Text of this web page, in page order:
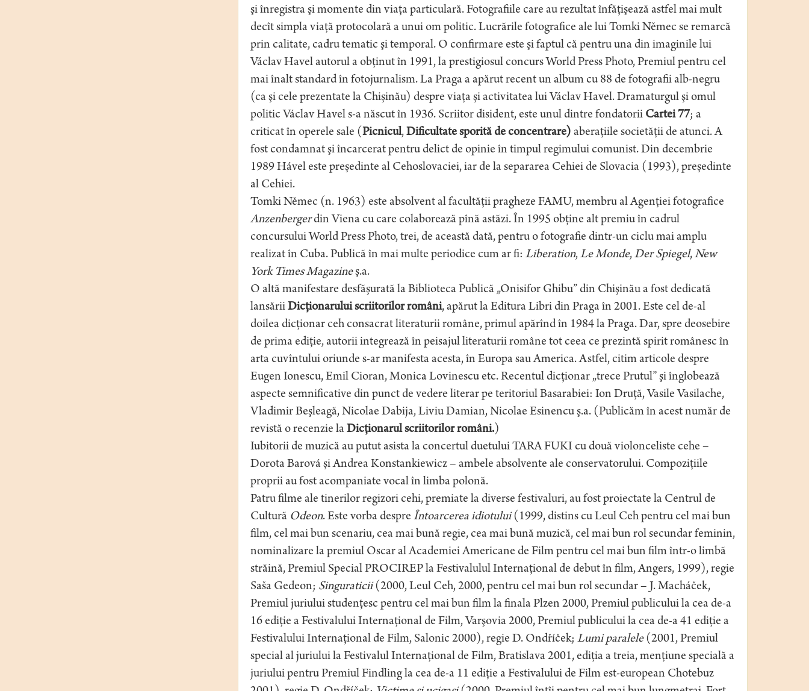
şi înregistra şi momente din viaţa particulară. Fotografiile care au rezultat înfăţişează astfel mai mult
decît simpla viaţă protocolară a unui om politic. Lucrările fotografice ale lui Tomki Němec se remarcă
prin calitate, cadru tematic şi temporal. O confirmare este şi faptul că pentru una din imaginile lui
Václav Havel autorul a obţinut în 1991, la prestigiosul concurs World Press Photo, Premiul pentru cel
mai înalt standard în fotojurnalism. La Praga a apărut recent un album cu 88 de fotografii alb-negru
(ca şi cele prezentate la Chişinău) despre viaţa şi activitatea lui Václav Havel. Dramaturgul şi omul
politic Václav Havel s-a născut în 1936. Scriitor disident, este unul dintre fondatorii Cartei 77; a
criticat în operele sale (Picnicul,Dificultate sporită de concentrare) aberaţiile societăţii de atunci. A
fost condamnat şi încarcerat pentru delict de opinie în timpul regimului comunist. Din decembrie
1989 Hável este preşedinte al Cehoslovaciei, iar de la separarea Cehiei de Slovacia (1993), preşedinte
al Cehiei.
Tomki Němec (n. 1963) este absolvent al facultăţii pragheze FAMU, membru al Agenţiei fotografice
Anzenbergerdin Viena cu care colaborează pînă astăzi. În 1995 obţine alt premiu în cadrul
concursului World Press Photo, trei, de această dată, pentru o fotografie dintr-un ciclu mai amplu
realizat în Cuba. Publică în mai multe periodice cum ar fi: Liberation,Le Monde,Der Spiegel,New
York Times Magazineş.a.
O altă manifestare desfăşurată la Biblioteca Publică „Onisifor Ghibu” din Chişinău a fost dedicată
lansăriiDicţionarului scriitorilor români, apărut la Editura Libri din Praga în 2001. Este cel de-al
doilea dicţionar ceh consacrat literaturii române, primul apărînd în 1984 la Praga. Dar, spre deosebire
de prima ediţie, autorii integrează în peisajul literaturii române tot ceea ce prezintă spirit românesc în
arta cuvîntului oriunde s-ar manifesta acesta, în Europa sau America. Astfel, citim articole despre
Eugen Ionescu, Emil Cioran, Monica Lovinescu etc. Recentul dicţionar „trece Prutul” şi înglobează
aspecte semnificative din punct de vedere literar pe teritoriul Basarabiei: Ion Druţă, Vasile Vasilache,
Vladimir Beşleagă, Nicolae Dabija, Liviu Damian, Nicolae Esinencu ş.a. (Publicăm în acest număr de
revistă o recenzie la Dicţionarul scriitorilor români.)
Iubitorii de muzică au putut asista la concertul duetului TARA FUKI cu două violonceliste cehe –
Dorota Barová şi Andrea Konstankiewicz – ambele absolvente ale conservatorului. Compoziţiile
proprii au fost acompaniate vocal în limba polonă.
Patru filme ale tinerilor regizori cehi, premiate la diverse festivaluri, au fost proiectate la Centrul de
Cultură Odeon. Este vorba despre Întoarcerea idiotului(1999, distins cu Leul Ceh pentru cel mai bun
film, cel mai bun scenariu, cea mai bună regie, cea mai bună muzică, cel mai bun rol secundar feminin,
nominalizare la premiul Oscar al Academiei Americane de Film pentru cel mai bun film într-o limbă
străină, Premiul Special PROCIREP la Festivalulul Internaţional de debut în film, Angers, 1999), regie
Saša Gedeon; Singuraticii(2000, Leul Ceh, 2000, pentru cel mai bun rol secundar – J. Macháček,
Premiul juriului studenţesc pentru cel mai bun film la finala Plzen 2000, Premiul publicului la cea de-a
16 ediţie a Festivalului Internaţional de Film, Varşovia 2000, Premiul publicului la cea de-a 41 ediţie a
Festivalului Internaţional de Film, Salonic 2000), regie D. Ondříček; Lumi paralele(2001, Premiul
special al juriului la Festivalul Internaţional de Film, Bratislava 2001, ediţia a treia, menţiune specială a
juriului pentru Premiul Findling la cea de-a 11 ediţie a Festivalului de Film est-european Chotebuz